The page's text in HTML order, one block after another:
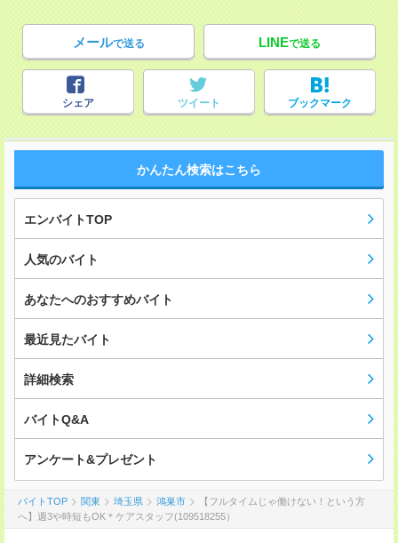
メールで送る LINEで送る
シェア ツイート ブックマーク
かんたん検索はこちら
エンバイトTOP
人気のバイト
あなたへのおすすめバイト
最近見たバイト
詳細検索
バイトQ&A
アンケート&プレゼント
バイトTOP 関東 埼玉県 鴻巣市
【フルタイムじゃ働けない！という方
へ】週3や時短もOK＊ケアスタッフ(109518255）